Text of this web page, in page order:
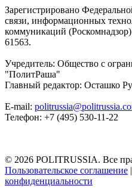
Зарегистрировано
связи, информационных
коммуникаций
61563.
Учредитель: Общество с
"ПолитРаша"
Главный редактор: Осташко
E-mail:
Телефон: +7 (495) 530-11-22
© 2026 POLITRUSSIA. Все
Пользовательское соглашение |
конфиденциальности